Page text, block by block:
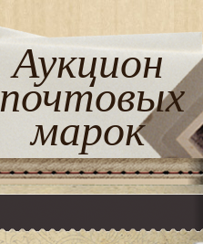
Аукцион
почтовых
марок